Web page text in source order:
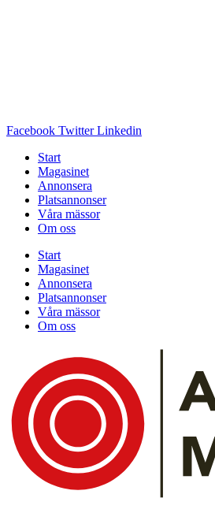
Facebook Twitter Linkedin
Start
Magasinet
Annonsera
Platsannonser
Våra mässor
Om oss
Start
Magasinet
Annonsera
Platsannonser
Våra mässor
Om oss